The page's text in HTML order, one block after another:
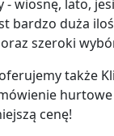
- wiosnę, lato,
bardzo duża
szeroki
także
cenę!